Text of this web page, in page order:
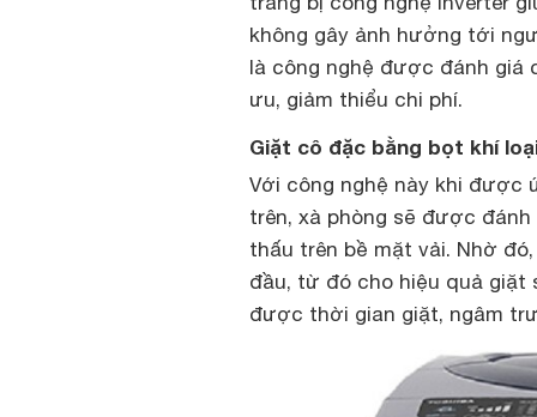
không gây ảnh hưởng tới
là công nghệ được đánh giá
ưu, giảm thiểu chi phí.
Giặt cô đặc bằng bọt khí
Với công nghệ này khi được
trên, xà phòng sẽ được
thấu trên bề mặt vải. Nhờ
đầu, từ đó cho hiệu quả giặt
được thời gian giặt, ngâm